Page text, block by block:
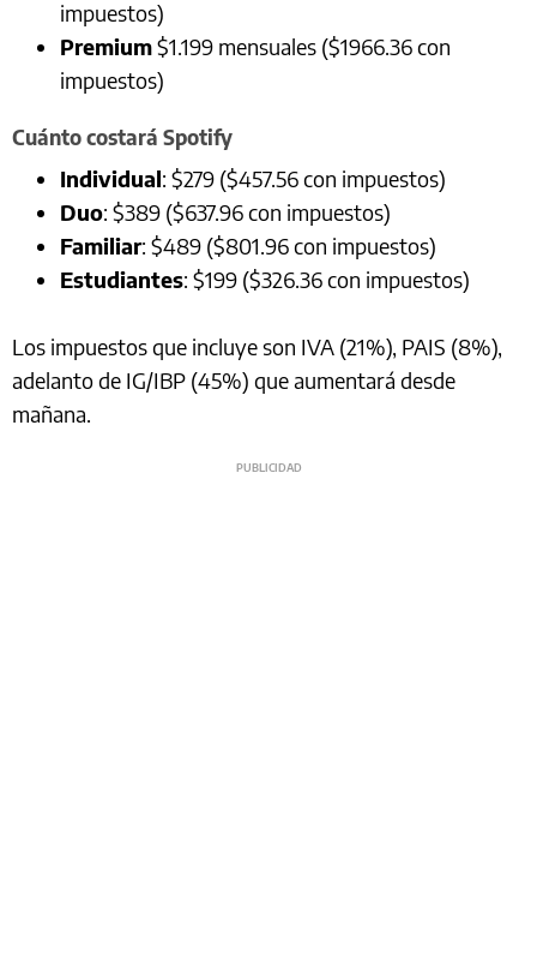
impuestos)
Premium$1.199 mensuales ($1966.36 con
impuestos)
Cuánto costará Spotify
Individual: $279 ($457.56 con impuestos)
Duo: $389 ($637.96 con impuestos)
Familiar: $489 ($801.96 con impuestos)
Estudiantes: $199 ($326.36 con impuestos)
Los impuestos que incluye son IVA (21%), PAIS (8%),
adelanto de IG/IBP (45%) que aumentará desde
mañana.